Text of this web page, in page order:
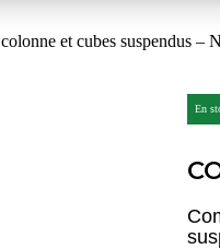
et cubes suspendus –
En